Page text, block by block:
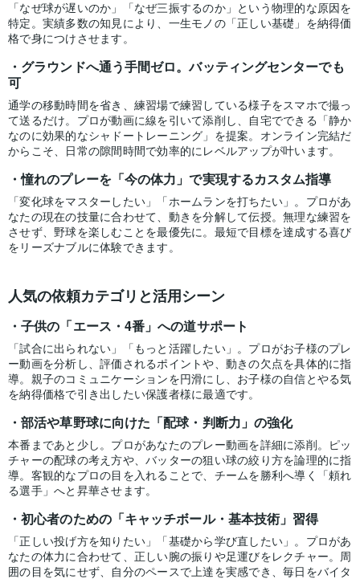
「なぜ球が遅いのか」「なぜ三振するのか」という物理的な原因を
特定。実績多数の知見により、一生モノの「正しい基礎」を納得価
格で身につけさせます。
グラウンドへ通う手間ゼロ。バッティングセンターでも
可
通学の移動時間を省き、練習場で練習している様子をスマホで撮っ
て送るだけ。プロが動画に線を引いて添削し、自宅でできる「静か
なのに効果的なシャドートレーニング」を提案。オンライン完結だ
からこそ、日常の隙間時間で効率的にレベルアップが叶います。
憧れのプレーを「今の体力」で実現するカスタム指導
「変化球をマスターしたい」「ホームランを打ちたい」。プロがあ
なたの現在の技量に合わせて、動きを分解して伝授。無理な練習を
させず、野球を楽しむことを最優先に。最短で目標を達成する喜び
をリーズナブルに体験できます。
人気の依頼カテゴリと活用シーン
子供の「エース・4番」への道サポート
「試合に出られない」「もっと活躍したい」。プロがお子様のプレ
ー動画を分析し、評価されるポイントや、動きの欠点を具体的に指
導。親子のコミュニケーションを円滑にし、お子様の自信とやる気
を納得価格で引き出したい保護者様に最適です。
部活や草野球に向けた「配球・判断力」の強化
本番まであと少し。プロがあなたのプレー動画を詳細に添削。ピッ
チャーの配球の考え方や、バッターの狙い球の絞り方を論理的に指
導。客観的なプロの目を入れることで、チームを勝利へ導く「頼れ
る選手」へと昇華させます。
初心者のための「キャッチボール・基本技術」習得
「正しい投げ方を知りたい」「基礎から学び直したい」。プロがあ
なたの体力に合わせて、正しい腕の振りや足運びをレクチャー。周
囲の目を気にせず、自分のペースで上達を実感でき、毎日をバイタ